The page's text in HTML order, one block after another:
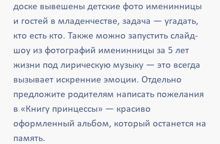
доске вывешены детские фото именинницы
и гостей в младенчестве, задача — угадать,
кто есть кто. Также можно запустить слайд-
шоу из фотографий именинницы за 5 лет
жизни под лирическую музыку — это всегда
вызывает искренние эмоции. Отдельно
предложите родителям написать пожелания
в «Книгу принцессы» — красиво
оформленный альбом, который останется на
память.